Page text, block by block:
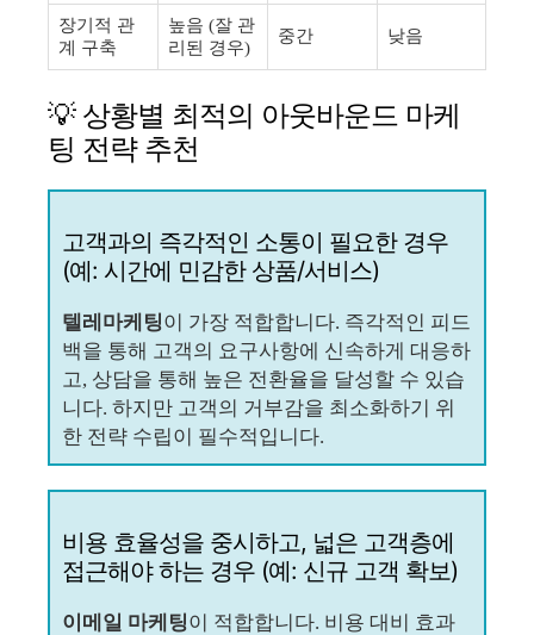
장기적 관
계 구축
높음 (잘 관
리된 경우)
중간 낮음
💡 상황별 최적의 아웃바운드 마케
팅 전략 추천
고객과의 즉각적인 소통이 필요한 경우
(예: 시간에 민감한 상품/서비스)
텔레마케팅이 가장 적합합니다. 즉각적인 피드
백을 통해 고객의 요구사항에 신속하게 대응하
고, 상담을 통해 높은 전환율을 달성할 수 있습
니다. 하지만 고객의 거부감을 최소화하기 위
한 전략 수립이 필수적입니다.
비용 효율성을 중시하고, 넓은 고객층에
접근해야 하는 경우 (예: 신규 고객 확보)
이메일 마케팅이 적합합니다. 비용 대비 효과